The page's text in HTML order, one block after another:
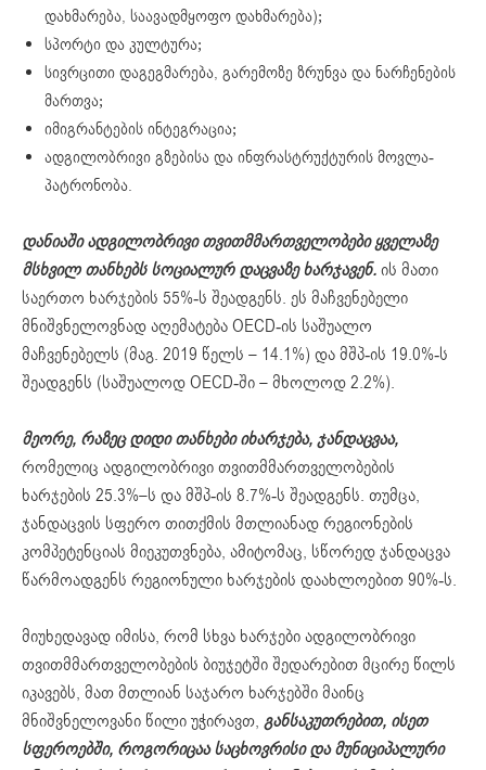
დახმარება, საავადმყოფო დახმარება);
სპორტი და კულტურა;
სივრცითი დაგეგმარება, გარემოზე ზრუნვა და ნარჩენების
მართვა;
იმიგრანტების ინტეგრაცია;
ადგილობრივი გზებისა და ინფრასტრუქტურის მოვლა-
პატრონობა.
დანიაში ადგილობრივი თვითმმართველობები ყველაზე
მსხვილ თანხებს სოციალურ დაცვაზე ხარჯავენ.ის მათი
საერთო ხარჯების 55%-ს შეადგენს. ეს მაჩვენებელი
მნიშვნელოვნად აღემატება OECD-ის საშუალო
მაჩვენებელს (მაგ. 2019 წელს – 14.1%) და მშპ-ის 19.0%-ს
შეადგენს (საშუალოდ OECD-ში – მხოლოდ 2.2%).
მეორე, რაზეც დიდი თანხები იხარჯება, ჯანდაცვაა,
რომელიც ადგილობრივი თვითმმართველობების
ხარჯების 25.3%–ს და მშპ-ის 8.7%-ს შეადგენს. თუმცა,
ჯანდაცვის სფერო თითქმის მთლიანად რეგიონების
კომპეტენციას მიეკუთვნება, ამიტომაც, სწორედ ჯანდაცვა
წარმოადგენს რეგიონული ხარჯების დაახლოებით 90%-ს.
მიუხედავად იმისა, რომ სხვა ხარჯები ადგილობრივი
თვითმმართველობების ბიუჯეტში შედარებით მცირე წილს
იკავებს, მათ მთლიან საჯარო ხარჯებში მაინც
მნიშვნელოვანი წილი უჭირავთ, განსაკუთრებით, ისეთ
სფეროებში, როგორიცაა საცხოვრისი და მუნიციპალური